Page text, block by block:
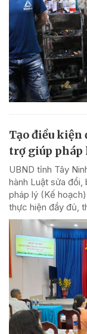
Tạo điều kiện
trợ giúp pháp
UBND tỉnh Tây
hành Luật sửa
pháp lý (Kế
thực hiện đầy đủ,